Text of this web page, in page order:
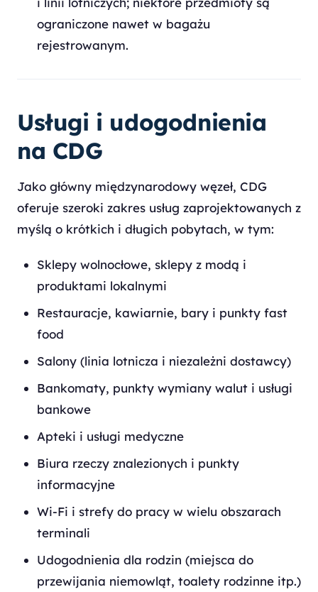
ograniczone nawet w bagażu
rejestrowanym.
Usługi i udogodnienia
na CDG
Jako główny międzynarodowy węzeł, CDG
oferuje szeroki zakres usług zaprojektowanych z
myślą o krótkich i długich pobytach, w tym:
Sklepy wolnocłowe, sklepy z modą i
produktami lokalnymi
Restauracje, kawiarnie, bary i punkty fast
food
Salony (linia lotnicza i niezależni dostawcy)
Bankomaty, punkty wymiany walut i usługi
bankowe
Apteki i usługi medyczne
Biura rzeczy znalezionych i punkty
informacyjne
Wi-Fi i strefy do pracy w wielu obszarach
terminali
Udogodnienia dla rodzin (miejsca do
przewijania niemowląt, toalety rodzinne itp.)